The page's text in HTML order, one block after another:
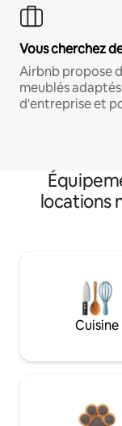
Vous cherchez
Airbnb propose
meublés
d'entreprise et
locations
Cuisine